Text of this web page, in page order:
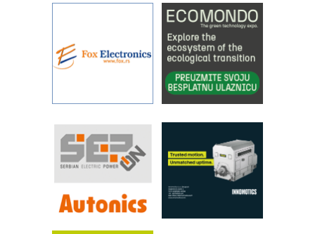
STAUFF – Komponente koje
povećavaju pouzdanost hidrauličkih
YAMADA pumpe – japanska
pouzdanost u transferu fluida
Filtration Group Industrial – Napredna
rešenja za filtraciju u hidrauličkim i
RILINEX kompanije Rittal
FANUC: Najbolje za vašu pametnu
automatizaciju
Efikasno upravljanje energijom
Automatizacija pakovanja · Display